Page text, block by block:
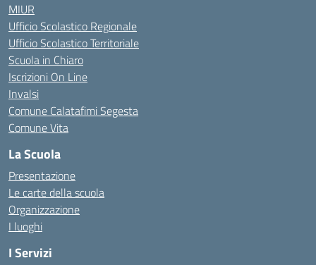
MIUR
Ufficio Scolastico Regionale
Ufficio Scolastico Territoriale
Scuola in Chiaro
Iscrizioni On Line
Invalsi
Comune Calatafimi Segesta
Comune Vita
La Scuola
Presentazione
Le carte della scuola
Organizzazione
I luoghi
I Servizi